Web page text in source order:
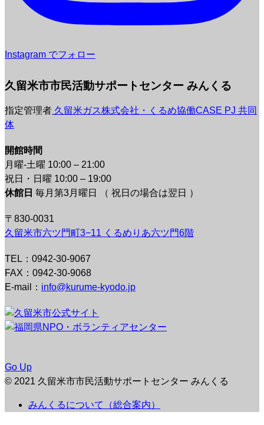
Instagram でフォロー
久留米市市民活動サポートセンター みんくる
指定管理者 久留米ガス株式会社・くるめ協働CASE PJ 共同
体
開館時間
月曜-土曜 10:00 – 21:00
祝日・日曜 10:00 – 19:00
休館日 毎月第3月曜日 （ 祝日の場合は翌日 ）
〒830-0031
久留米市六ツ門町3−11 くるめりあ六ツ門6階
TEL：0942-30-9067
FAX：0942-30-9068
E-mail： info@kurume-kyodo.jp
Go Up
© 2021 久留米市市民活動サポートセンター みんくる
みんくるについて（総合案内）